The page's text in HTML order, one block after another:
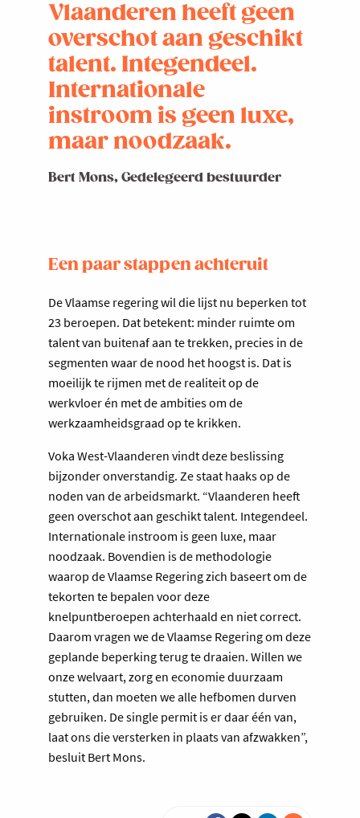
Vlaanderen heeft geen
overschot aan geschikt
talent. Integendeel.
Internationale
instroom is geen luxe,
maar noodzaak.
Bert Mons, Gedelegeerd bestuurder
Een paar stappen achteruit
De Vlaamse regering wil die lijst nu beperken tot
23 beroepen. Dat betekent: minder ruimte om
talent van buitenaf aan te trekken, precies in de
segmenten waar de nood het hoogst is. Dat is
moeilijk te rijmen met de realiteit op de
werkvloer én met de ambities om de
werkzaamheidsgraad op te krikken.
Voka West-Vlaanderen vindt deze beslissing
bijzonder onverstandig. Ze staat haaks op de
noden van de arbeidsmarkt. “Vlaanderen heeft
geen overschot aan geschikt talent. Integendeel.
Internationale instroom is geen luxe, maar
noodzaak. Bovendien is de methodologie
waarop de Vlaamse Regering zich baseert om de
tekorten te bepalen voor deze
knelpuntberoepen achterhaald en niet correct.
Daarom vragen we de Vlaamse Regering om deze
geplande beperking terug te draaien. Willen we
onze welvaart, zorg en economie duurzaam
stutten, dan moeten we alle hefbomen durven
gebruiken. De single permit is er daar één van,
laat ons die versterken in plaats van afzwakken”,
besluit Bert Mons.